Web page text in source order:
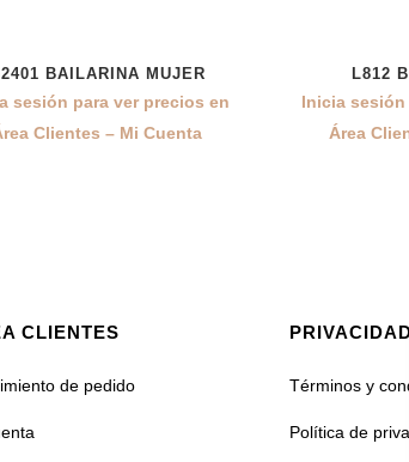
BAILARINA MUJER
sesión para ver precios en
Clientes – Mi Cuenta
L812
Inicia sesión
Área
CLIENTES
de pedido Términos y
Política de